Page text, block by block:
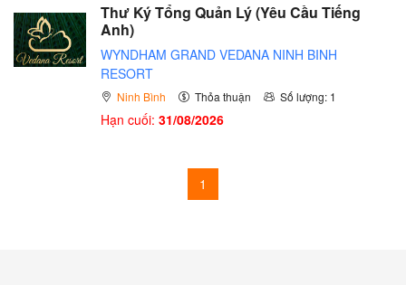
Thư Ký Tổng Quản Lý (Yêu Cầu Tiếng
Anh)
WYNDHAM GRAND VEDANA NINH BINH
RESORT
Ninh Bình Thỏa thuận Số lượng: 1
Hạn cuối: 31/08/2026
1